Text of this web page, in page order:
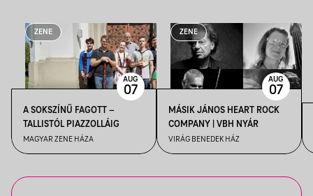
ZENE
A SOKSZÍNŰ FAGOTT –
TALLISTÓL PIAZZOLLÁIG
MAGYAR ZENE HÁZA
AUG
07
ZENE
MÁSIK JÁNOS HEART ROCK
COMPANY | VBH NYÁR
VIRÁG BENEDEK HÁZ
AUG
07